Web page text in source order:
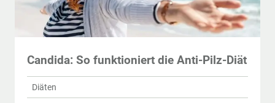
Candida: So funktioniert die Anti-Pilz-Diät
Diäten